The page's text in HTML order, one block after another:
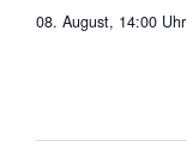
08. August, 14:00 Uhr